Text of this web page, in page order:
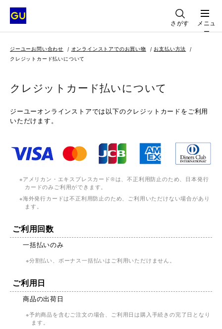
さがす
メニュ
ー
ジーユーお問い合わせ オンラインストアでのお買い物
お支払い方法
クレジットカード払いについて
クレジットカード払いについて
ジーユーオンラインストアでは以下のクレジットカードをご利用
いただけます。
アメリカン・エキスプレスカード®は、不正利用防止のため、日本発行
カードのみご利用ができます。
海外発行カードは不正利用防止のため、ご利用いただけない場合があり
ます。
ご利用回数
一括払いのみ
分割払い、ボーナス一括払いはご利用いただけません。
ご利用日
商品の出荷日
予約商品を含むご注文の場合、ご利用日は購入手続きの完了日となり
ます。